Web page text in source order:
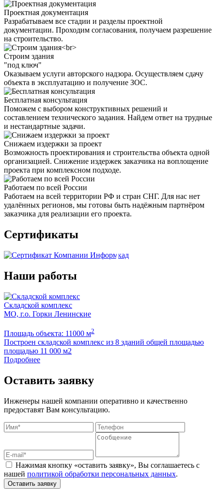
Проектная документация
Разрабатываем все стадии и разделы проектной
документации. Проходим согласования, получаем разрешение
на строительство.
Строим здания
"под ключ"
Оказываем услуги авторского надзора. Осуществляем сдачу
объекта в эксплуатацию и получение ЗОС.
Бесплатная консультация
Поможем с выбором конструктивных решений и
составлением технического задания. Найдем ответ на трудные
и нестандартные задачи.
Снижаем издержки за проект
Возможность проектирования и строительства объекта одной
организацией. Снижение издержек заказчика на воплощение
проекта при комплексном подходе.
Работаем по всей России
Работаем на всей территории РФ и стран СНГ. Для нас нет
удалённых регионов, мы готовы быть надёжным партнёром
заказчика для реализации его проекта.
Сертификаты
Наши работы
Складской комплекс
МО, г.о. Горки Ленинские
Площадь объекта: 11000 м2
Построен складской комплекс из 8 зданий общей площадью
площадью 11 000 м2
Подробнее
Оставить заявку
Инженеры нашей компании оперативно и качественно
предоставят Вам консультацию.
Нажимая кнопку «оставить заявку», Вы соглашаетесь с
нашей политикой обработки персональных данных.
Оставить заявку